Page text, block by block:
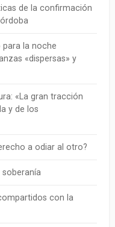
de la confirmación
para la noche
«dispersas» y
«La gran tracción
y de los
a odiar al otro?
soberanía
con la